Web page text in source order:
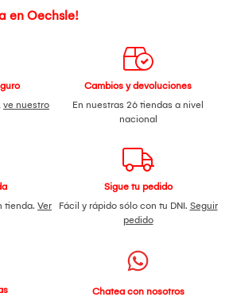
en Oechsle!
ve nuestro
Cambios y devoluciones
En nuestras 26 tiendas a nivel
nacional
tienda. Ver
Sigue tu pedido
Fácil y rápido sólo con tu DNI. Seguir
pedido
Chatea con nosotros